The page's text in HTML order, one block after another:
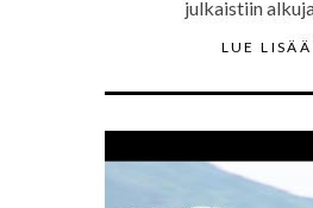
julkaistiin
LUE LISÄÄ